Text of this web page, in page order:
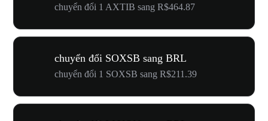
chuyển đổi 1 AXTIB sang R$464.87
chuyển đổi SOXSB sang BRL
chuyển đổi 1 SOXSB sang R$211.39